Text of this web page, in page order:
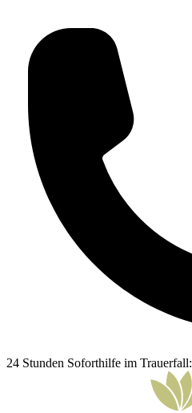
24 Stunden Soforthilfe im Trauerfall: